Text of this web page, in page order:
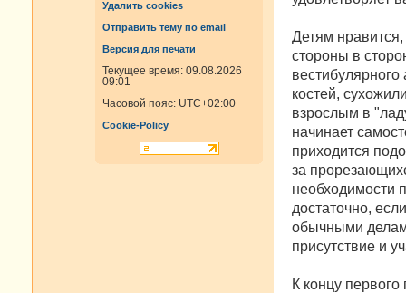
Удалить cookies
Отправить тему по email
Версия для печати
Текущее время: 09.08.2026
09:01
Часовой пояс: UTC+02:00
Cookie-Policy
Детям нравится,
стороны в
костей,
взрослым в
начинает
приходится
за
необходимости
достаточно,
обычными
присутствие и
К концу первого